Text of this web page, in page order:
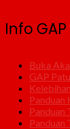
Info GAP
Buka
GAP
Panduan
Panduan
Panduan